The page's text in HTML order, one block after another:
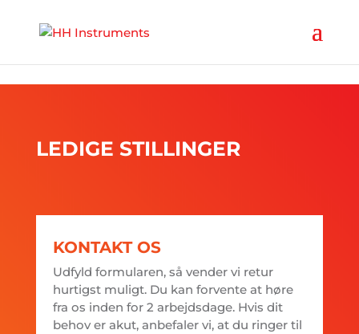
LEDIGE STILLINGER
KONTAKT OS
Udfyld formularen, så vender vi retur
hurtigst muligt. Du kan forvente at høre
fra os inden for 2 arbejdsdage. Hvis dit
behov er akut, anbefaler vi, at du ringer til